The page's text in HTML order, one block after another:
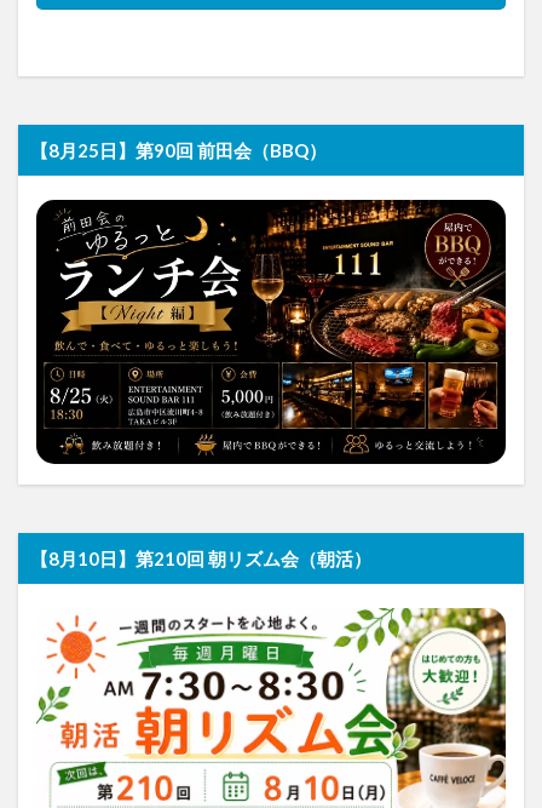
【8月25日】第90回 前田会（BBQ）
【8月10日】第210回 朝リズム会（朝活）